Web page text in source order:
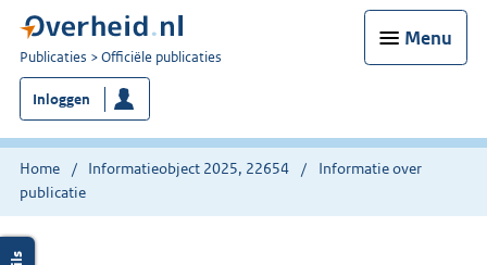
Menu
U
bent
nu
hier:
Publicaties Officiële publicaties
Inloggen
Home Informatieobject 2025, 22654
Informatie over
publicatie